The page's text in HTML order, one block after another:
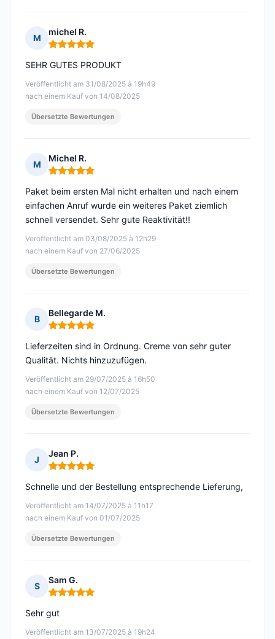
M
michel R.
Hinweis: 5 von 5
Veröffentlicht am 31/08/2025 à 19h49
nach einem Kauf von 14/08/2025
SEHR GUTES PRODUKT
Übersetzte Bewertungen
M
Michel R.
Hinweis: 5 von 5
Veröffentlicht am 03/08/2025 à 12h29
nach einem Kauf von 27/06/2025
Paket beim ersten Mal nicht erhalten und nach einem
einfachen Anruf wurde ein weiteres Paket ziemlich
schnell versendet. Sehr gute Reaktivität!!
Übersetzte Bewertungen
B
Bellegarde M.
Hinweis: 5 von 5
Veröffentlicht am 29/07/2025 à 16h50
nach einem Kauf von 12/07/2025
Lieferzeiten sind in Ordnung. Creme von sehr guter
Qualität. Nichts hinzuzufügen.
Übersetzte Bewertungen
J
Jean P.
Hinweis: 5 von 5
Veröffentlicht am 14/07/2025 à 11h17
nach einem Kauf von 01/07/2025
Schnelle und der Bestellung entsprechende Lieferung,
Übersetzte Bewertungen
S
Sam G.
Hinweis: 5 von 5
Veröffentlicht am 13/07/2025 à 19h24
Sehr gut